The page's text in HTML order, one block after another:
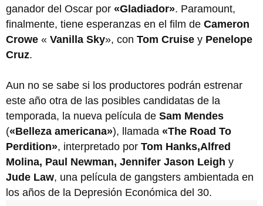
ganador del Oscar por «Gladiador». Paramount,
finalmente, tiene esperanzas en el film de Cameron
Crowe « Vanilla Sky», con Tom Cruise y Penelope
Cruz.
Aun no se sabe si los productores podrán estrenar
este año otra de las posibles candidatas de la
temporada, la nueva película de Sam Mendes
(«Belleza americana»), llamada «The Road To
Perdition», interpretado por Tom Hanks,Alfred
Molina, Paul Newman, Jennifer Jason Leigh y
Jude Law, una película de gangsters ambientada en
los años de la Depresión Económica del 30.